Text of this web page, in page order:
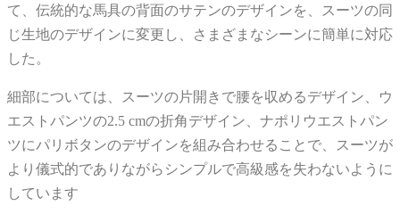
て、伝統的な馬具の背面のサテンのデザインを、スーツの同
じ生地のデザインに変更し、さまざまなシーンに簡単に対応
した。
細部については、スーツの片開きで腰を収めるデザイン、ウ
エストパンツの2.5 cmの折角デザイン、ナポリウエストパン
ツにパリボタンのデザインを組み合わせることで、スーツが
より儀式的でありながらシンプルで高級感を失わないように
しています